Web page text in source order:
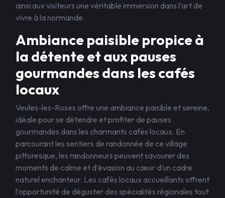
ainsi aux visiteurs une véritable immersion dans l’art de
vivre à la normande.
Ambiance paisible propice à
la détente et aux pauses
gourmandes dans les cafés
locaux
Veules-les-Roses offre une ambiance paisible et sereine,
idéale pour se détendre et profiter de pauses
gourmandes dans les charmants cafés locaux. En
parcourant les sentiers de randonnée de ce village
pittoresque, les randonneurs peuvent savourer des
moments de calme et d’évasion au cœur d’un cadre
naturel enchanteur. Les cafés locaux accueillants offrent
l’opportunité de déguster des spécialités régionales tout